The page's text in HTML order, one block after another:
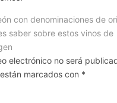
con denominaciones de
saber sobre estos vinos de
electrónico no será
marcados con *